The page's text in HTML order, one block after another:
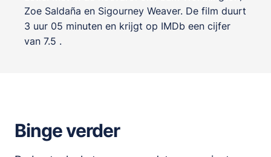
Zoe Saldaña en Sigourney Weaver. De film duurt
3 uur 05 minuten en krijgt op IMDb een cijfer
van 7.5 .
Binge verder